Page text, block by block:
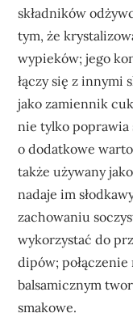
składników
tym, że
wypieków; jego
łączy się z innymi
jako zamiennik
nie tylko poprawia
o dodatkowe
także używany
nadaje im
zachowaniu
wykorzystać do
dipów;
balsamicznym
smakowe.